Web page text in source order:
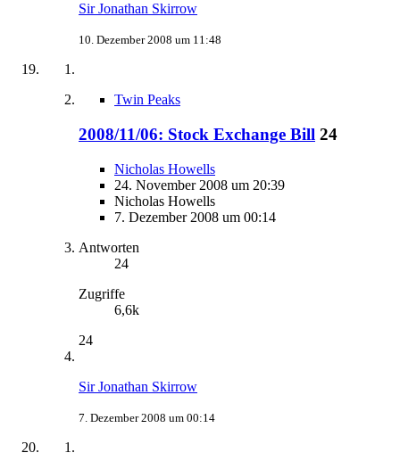
Sir Jonathan Skirrow
10. Dezember 2008 um 11:48
Twin Peaks
2008/11/06: Stock Exchange Bill 24
Nicholas Howells
24. November 2008 um 20:39
Nicholas Howells
7. Dezember 2008 um 00:14
Antworten
24
Zugriffe
6,6k
24
Sir Jonathan Skirrow
7. Dezember 2008 um 00:14